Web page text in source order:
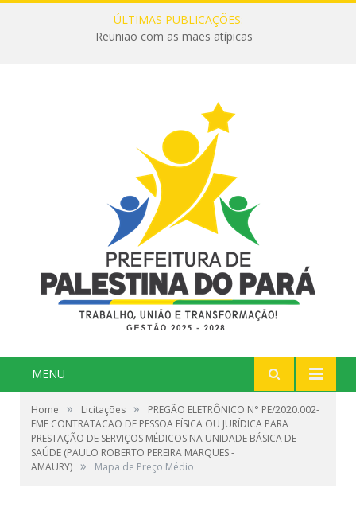
ÚLTIMAS PUBLICAÇÕES:
Reunião com as mães atípicas
MENU
Home » Licitações »
PREGÃO ELETRÔNICO N° PE/2020.002-
FME CONTRATACAO DE PESSOA FÍSICA OU JURÍDICA PARA
PRESTAÇÃO DE SERVIÇOS MÉDICOS NA UNIDADE BÁSICA DE
SAÚDE (PAULO ROBERTO PEREIRA MARQUES -
AMAURY) » Mapa de Preço Médio